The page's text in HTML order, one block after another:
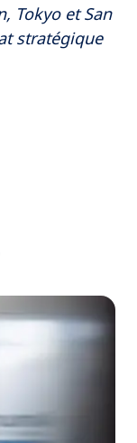
Tokyo et San
stratégique